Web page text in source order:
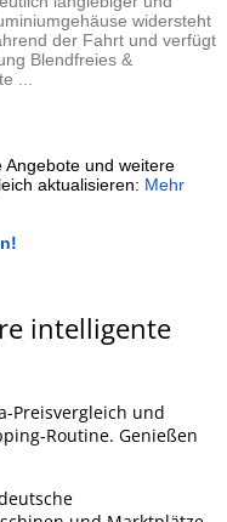
widersteht
der Fahrt und verfügt
Blendfreies &
...
und weitere
aktualisieren: Mehr
intelligente
Preisvergleich und
Routine. Genießen